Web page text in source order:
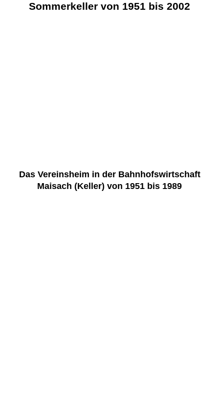
Sommerkeller von 1951 bis 2002
Das Vereinsheim in der Bahnhofswirtschaft
Maisach (Keller) von 1951 bis 1989